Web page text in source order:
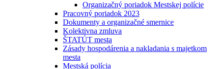
Organizačný poriadok Mestskej polície
Pracovný poriadok 2023
Dokumenty a organizačné smernice
Kolektivna zmluva
ŠTATÚT mesta
Zásady hospodárenia a nakladania s majetkom
mesta
Mestská polícia